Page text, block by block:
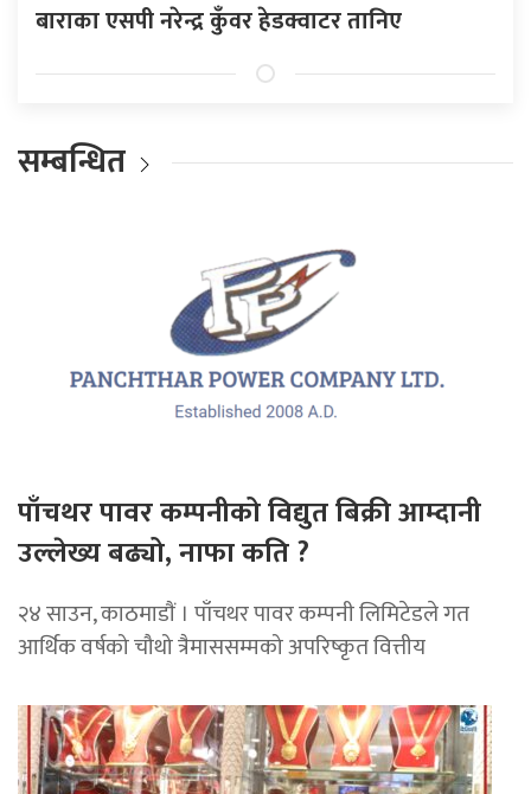
बाराका एसपी नरेन्द्र कुँवर हेडक्वाटर तानिए
सम्बन्धित
पाँचथर पावर कम्पनीको विद्युत बिक्री आम्दानी
उल्लेख्य बढ्यो, नाफा कति ?
२४ साउन, काठमाडाैं । पाँचथर पावर कम्पनी लिमिटेडले गत
आर्थिक वर्षको चौथो त्रैमाससम्मको अपरिष्कृत वित्तीय